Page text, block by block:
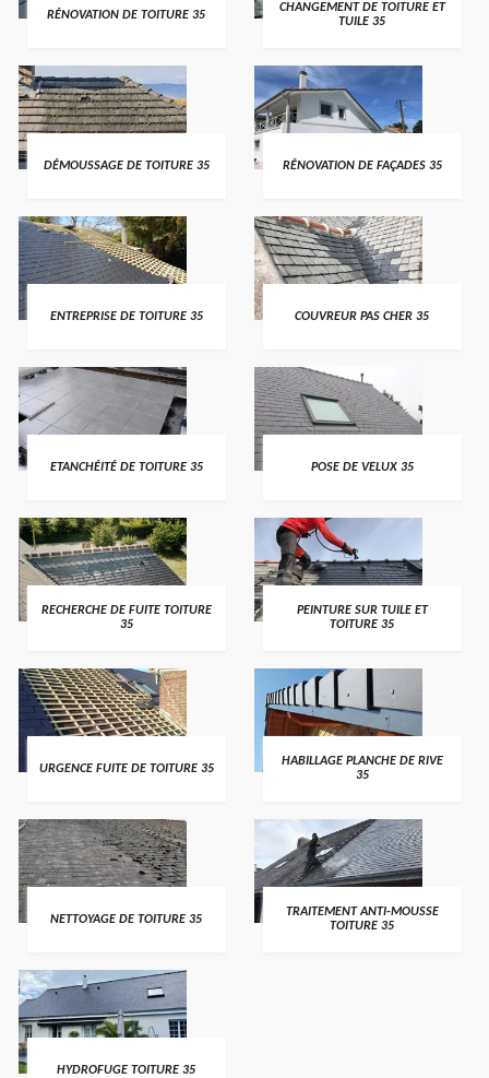
RÉNOVATION DE TOITURE 35
CHANGEMENT DE TOITURE ET
TUILE 35
DÉMOUSSAGE DE TOITURE 35 RÉNOVATION DE FAÇADES 35
ENTREPRISE DE TOITURE 35 COUVREUR PAS CHER 35
ETANCHÉITÉ DE TOITURE 35 POSE DE VELUX 35
RECHERCHE DE FUITE TOITURE
35
PEINTURE SUR TUILE ET
TOITURE 35
URGENCE FUITE DE TOITURE 35
HABILLAGE PLANCHE DE RIVE
35
NETTOYAGE DE TOITURE 35
TRAITEMENT ANTI-MOUSSE
TOITURE 35
HYDROFUGE TOITURE 35